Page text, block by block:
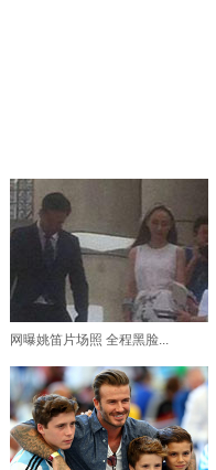
网曝姚笛片场照 全程黑脸...